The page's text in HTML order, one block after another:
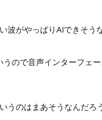
波がやっぱりAIできそうな
ので音声インターフェ
うのはまあそうなんだろ